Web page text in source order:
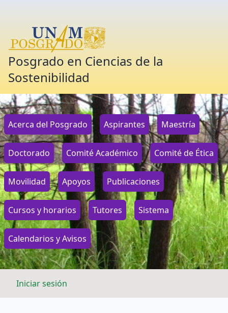
Posgrado en Ciencias de la
Sostenibilidad
Acerca del Posgrado Aspirantes Maestría
Doctorado Comité Académico Comité de Ética
Movilidad Apoyos Publicaciones
Cursos y horarios Tutores Sistema
Calendarios y Avisos
Iniciar sesión